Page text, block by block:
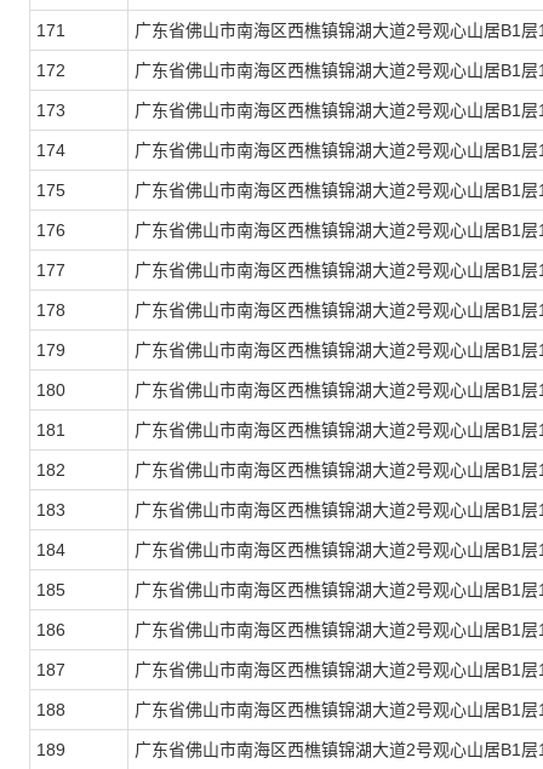
171 广东省佛山市南海区西樵镇锦湖大道2号观心山居B1层
172 广东省佛山市南海区西樵镇锦湖大道2号观心山居B1层
173 广东省佛山市南海区西樵镇锦湖大道2号观心山居B1层
174 广东省佛山市南海区西樵镇锦湖大道2号观心山居B1层
175 广东省佛山市南海区西樵镇锦湖大道2号观心山居B1层
176 广东省佛山市南海区西樵镇锦湖大道2号观心山居B1层
177 广东省佛山市南海区西樵镇锦湖大道2号观心山居B1层
178 广东省佛山市南海区西樵镇锦湖大道2号观心山居B1层
179 广东省佛山市南海区西樵镇锦湖大道2号观心山居B1层
180 广东省佛山市南海区西樵镇锦湖大道2号观心山居B1层
181 广东省佛山市南海区西樵镇锦湖大道2号观心山居B1层
182 广东省佛山市南海区西樵镇锦湖大道2号观心山居B1层
183 广东省佛山市南海区西樵镇锦湖大道2号观心山居B1层
184 广东省佛山市南海区西樵镇锦湖大道2号观心山居B1层
185 广东省佛山市南海区西樵镇锦湖大道2号观心山居B1层
186 广东省佛山市南海区西樵镇锦湖大道2号观心山居B1层
187 广东省佛山市南海区西樵镇锦湖大道2号观心山居B1层
188 广东省佛山市南海区西樵镇锦湖大道2号观心山居B1层
189 广东省佛山市南海区西樵镇锦湖大道2号观心山居B1层